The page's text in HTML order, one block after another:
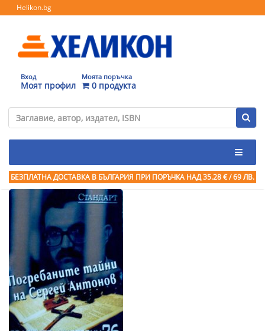
Helikon.bg
Вход
Моят профил
Моята поръчка
0 продукта
БЕЗПЛАТНА ДОСТАВКА В БЪЛГАРИЯ ПРИ ПОРЪЧКА НАД 35.28 € / 69 ЛВ.